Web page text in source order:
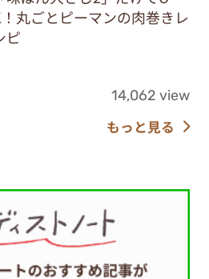
丸ごとピーマンの肉巻きレ
ピ
14,062 view
もっと見る